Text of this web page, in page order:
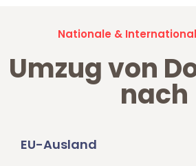
Nationale &
Umzug von
nach
EU-Ausland